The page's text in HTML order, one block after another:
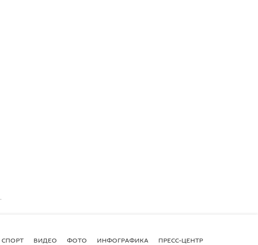
СПОРТ ВИДЕО ФОТО ИНФОГРАФИКА ПРЕСС-ЦЕНТР